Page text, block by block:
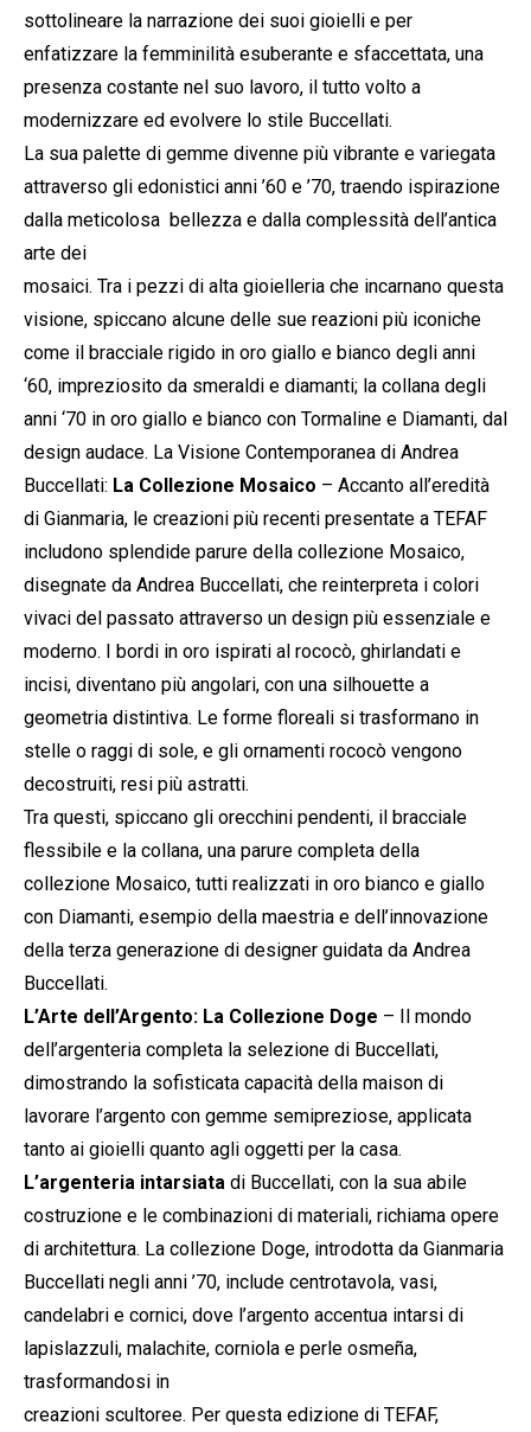
sottolineare la narrazione dei suoi gioielli e per
enfatizzare la femminilità esuberante e sfaccettata, una
presenza costante nel suo lavoro, il tutto volto a
modernizzare ed evolvere lo stile Buccellati.
La sua palette di gemme divenne più vibrante e variegata
attraverso gli edonistici anni ’60 e ’70, traendo ispirazione
dalla meticolosa bellezza e dalla complessità dell’antica
arte dei
mosaici. Tra i pezzi di alta gioielleria che incarnano questa
visione, spiccano alcune delle sue reazioni più iconiche
come il bracciale rigido in oro giallo e bianco degli anni
‘60, impreziosito da smeraldi e diamanti; la collana degli
anni ‘70 in oro giallo e bianco con Tormaline e Diamanti, dal
design audace. La Visione Contemporanea di Andrea
Buccellati: La Collezione Mosaico – Accanto all’eredità
di Gianmaria, le creazioni più recenti presentate a TEFAF
includono splendide parure della collezione Mosaico,
disegnate da Andrea Buccellati, che reinterpreta i colori
vivaci del passato attraverso un design più essenziale e
moderno. I bordi in oro ispirati al rococò, ghirlandati e
incisi, diventano più angolari, con una silhouette a
geometria distintiva. Le forme floreali si trasformano in
stelle o raggi di sole, e gli ornamenti rococò vengono
decostruiti, resi più astratti.
Tra questi, spiccano gli orecchini pendenti, il bracciale
flessibile e la collana, una parure completa della
collezione Mosaico, tutti realizzati in oro bianco e giallo
con Diamanti, esempio della maestria e dell’innovazione
della terza generazione di designer guidata da Andrea
Buccellati.
L’Arte dell’Argento: La Collezione Doge – Il mondo
dell’argenteria completa la selezione di Buccellati,
dimostrando la sofisticata capacità della maison di
lavorare l’argento con gemme semipreziose, applicata
tanto ai gioielli quanto agli oggetti per la casa.
L’argenteria intarsiata di Buccellati, con la sua abile
costruzione e le combinazioni di materiali, richiama opere
di architettura. La collezione Doge, introdotta da Gianmaria
Buccellati negli anni ’70, include centrotavola, vasi,
candelabri e cornici, dove l’argento accentua intarsi di
lapislazzuli, malachite, corniola e perle osmeña,
trasformandosi in
creazioni scultoree. Per questa edizione di TEFAF,